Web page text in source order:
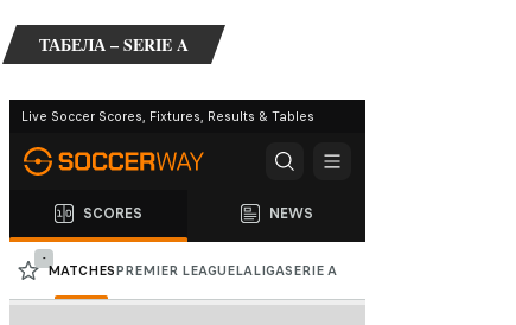
ТАБЕЛА – SERIE A